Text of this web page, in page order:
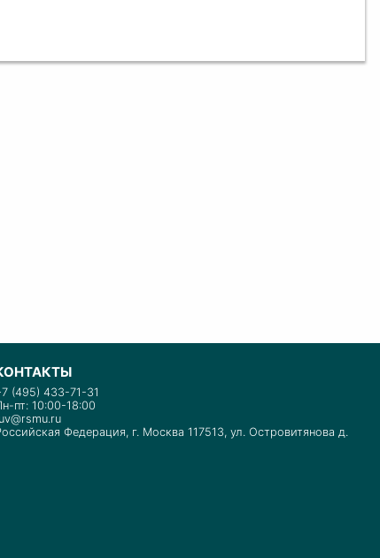
(495) 433-71-31
пт: 10:00-18:00
Федерация, г. Москва 117513, ул. Островитянова д.